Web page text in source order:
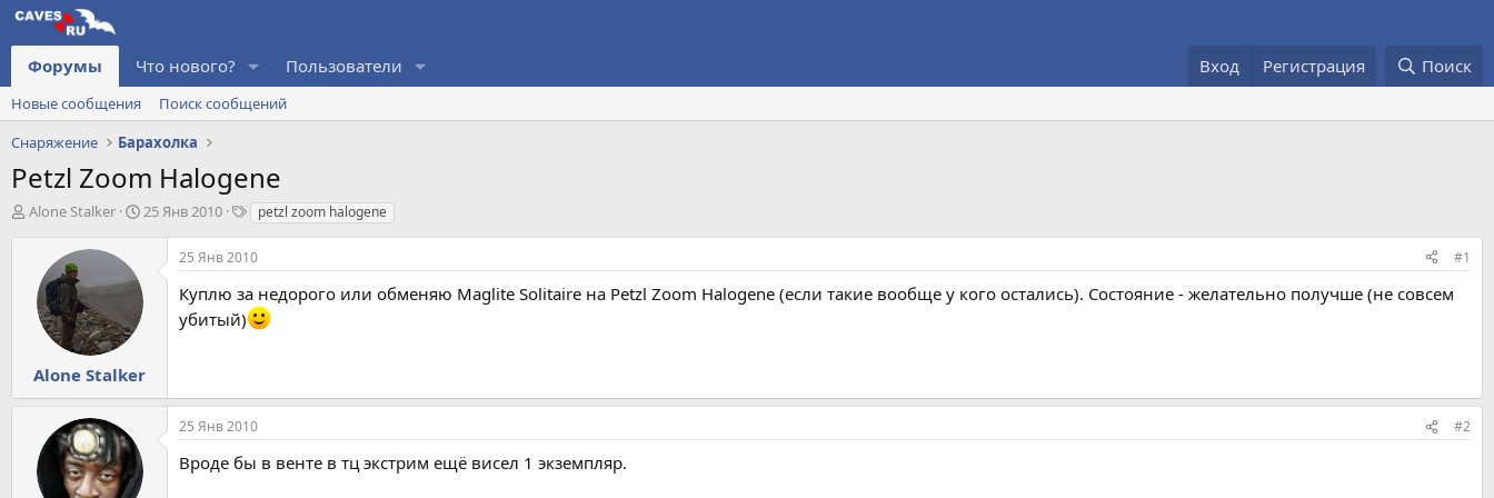
Форумы Что нового? Пользователи Вход Регистрация Поиск
Новые сообщения
Поиск сообщений
Снаряжение
Барахолка
Petzl Zoom Halogene
А
ы
Alone Stalker
Д
н
а
л
25 Янв 2010
Т
г
и
petzl zoom halogene
Alone Stalker
25 Янв 2010 #1
Куплю за недорого или обменяю Maglite Solitaire на Petzl Zoom Halogene (если такие вообще у кого остались). Состояние - желательно получше (не совсем
убитый)
25 Янв 2010 #2
Вроде бы в венте в тц экстрим ещё висел 1 экземпляр.